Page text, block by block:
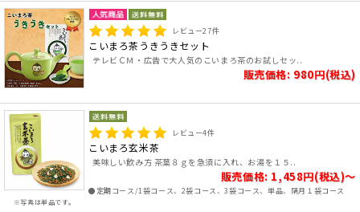
レビュー27件
こいまろ茶うきうきセット
テレビＣＭ・広告で大人気のこいまろ茶のお試しセッ..
販売価格: 980円(税込)
※写真は単品です。
レビュー4件
こいまろ玄米茶
美味しい飲み方 茶葉８ｇを急須に入れ、お湯を１５..
販売価格: 1,458円(税込)～
●定期コース/1袋コース、2袋コース、3袋コース、単品、隔月１袋コース